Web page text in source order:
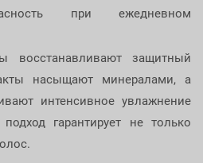
при ежедневном
восстанавливают защитный
насыщают минералами, а
интенсивное увлажнение
гарантирует не только